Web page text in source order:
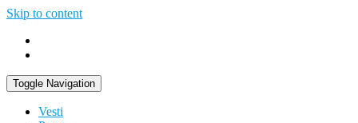
Skip to content
Toggle Navigation
Vesti